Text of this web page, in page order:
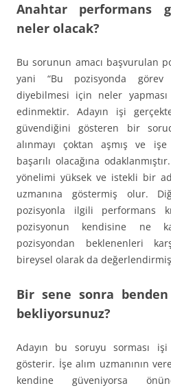
Anahtar performans
neler olacak?
Bu sorunun amacı başvurulan
yani “Bu pozisyonda
diyebilmesi için neler
edinmektir. Adayın işi
güvendiğini gösteren bir
alınmayı çoktan aşmış ve
başarılı olacağına
yönelimi yüksek ve istekli bir
uzmanına göstermiş olur.
pozisyonla ilgili performans
pozisyonun kendisine ne
pozisyondan beklenenleri
bireysel olarak da
Bir sene sonra
bekliyorsunuz?
Adayın bu soruyu sorması
gösterir. İşe alım uzmanının
kendine güveniyorsa